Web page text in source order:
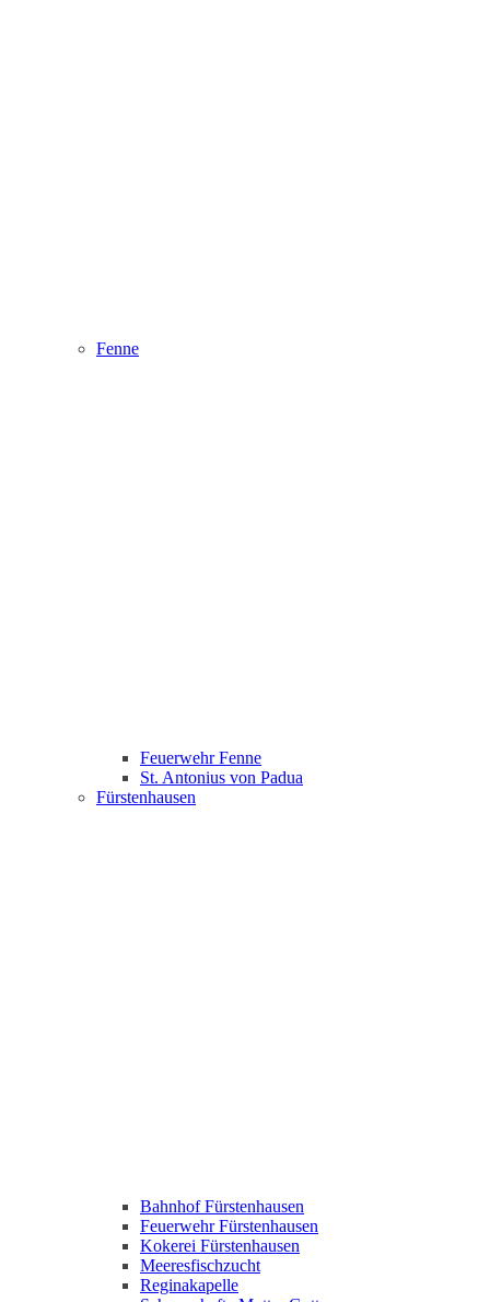
Fenne
Feuerwehr Fenne
St. Antonius von Padua
Fürstenhausen
Bahnhof Fürstenhausen
Feuerwehr Fürstenhausen
Kokerei Fürstenhausen
Meeresfischzucht
Reginakapelle